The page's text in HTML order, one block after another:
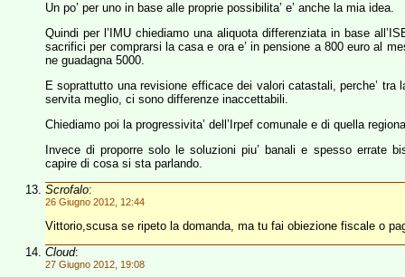
Un po’ per uno in base alle proprie possibilita’ e’ anche la mia idea.
Quindi per l’IMU chiediamo una aliquota differenziata in base
sacrifici per comprarsi la casa e ora e’ in pensione a 800 euro al
ne guadagna 5000.
E soprattutto una revisione efficace dei valori catastali, perche’ tra
servita meglio, ci sono differenze inaccettabili.
Chiediamo poi la progressivita’ dell’Irpef comunale e di quella
Invece di proporre solo le soluzioni piu’ banali e spesso errate
capire di cosa si sta parlando.
Scrofalo:
26 Giugno 2012, 12:44
Vittorio,scusa se ripeto la domanda, ma tu fai obiezione fiscale o
Cloud:
27 Giugno 2012, 19:08